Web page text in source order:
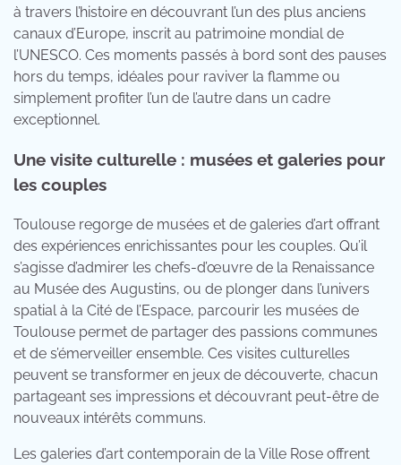
à travers l’histoire en découvrant l’un des plus anciens
canaux d’Europe, inscrit au patrimoine mondial de
l’UNESCO. Ces moments passés à bord sont des pauses
hors du temps, idéales pour raviver la flamme ou
simplement profiter l’un de l’autre dans un cadre
exceptionnel.
Une visite culturelle : musées et galeries pour
les couples
Toulouse regorge de musées et de galeries d’art offrant
des expériences enrichissantes pour les couples. Qu’il
s’agisse d’admirer les chefs-d’œuvre de la Renaissance
au Musée des Augustins, ou de plonger dans l’univers
spatial à la Cité de l’Espace, parcourir les musées de
Toulouse permet de partager des passions communes
et de s’émerveiller ensemble. Ces visites culturelles
peuvent se transformer en jeux de découverte, chacun
partageant ses impressions et découvrant peut-être de
nouveaux intérêts communs.
Les galeries d’art contemporain de la Ville Rose offrent